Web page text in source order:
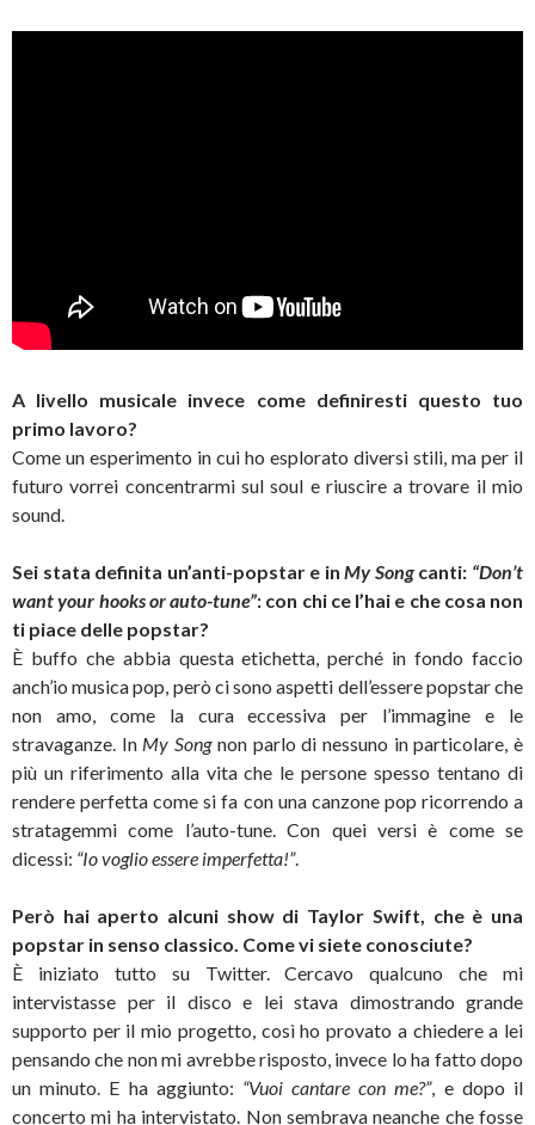
A livello musicale invece come definiresti questo tuo
primo lavoro?
Come un esperimento in cui ho esplorato diversi stili, ma per il
futuro vorrei concentrarmi sul soul e riuscire a trovare il mio
sound.
Sei stata definita un’anti-popstar e inMy Songcanti: “Don’t
want your hooks or auto-tune”: con chi ce l’hai e che cosa non
ti piace delle popstar?
È buffo che abbia questa etichetta, perché in fondo faccio
anch’io musica pop, però ci sono aspetti dell’essere popstar che
non amo, come la cura eccessiva per l’immagine e le
stravaganze. In My Songnon parlo di nessuno in particolare, è
più un riferimento alla vita che le persone spesso tentano di
rendere perfetta come si fa con una canzone pop ricorrendo a
stratagemmi come l’auto-tune. Con quei versi è come se
dicessi: “Io voglio essere imperfetta!”.
Però hai aperto alcuni show di Taylor Swift, che è una
popstar in senso classico. Come vi siete conosciute?
È iniziato tutto su Twitter. Cercavo qualcuno che mi
intervistasse per il disco e lei stava dimostrando grande
supporto per il mio progetto, così ho provato a chiedere a lei
pensando che non mi avrebbe risposto, invece lo ha fatto dopo
un minuto. E ha aggiunto: “Vuoi cantare con me?”, e dopo il
concerto mi ha intervistato. Non sembrava neanche che fosse